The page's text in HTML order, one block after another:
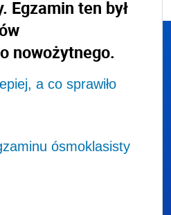
ten był
nowożytnego.
a co sprawiło
ósmoklasisty